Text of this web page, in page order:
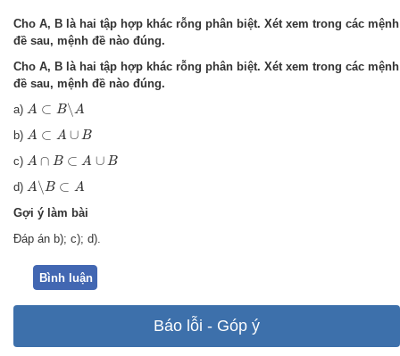
Cho A, B là hai tập hợp khác rỗng phân biệt. Xét xem trong các mệnh
đề sau, mệnh đề nào đúng.
Cho A, B là hai tập hợp khác rỗng phân biệt. Xét xem trong các mệnh
đề sau, mệnh đề nào đúng.
a) A ⊂ B∖A
A ⊂B ∖A
b) A ⊂ A ∪ B
A ⊂A ∪ B
c) A ∩ B ⊂ A ∪ B
A ∩B ⊂ A∪ B
d) A∖B ⊂ A
A∖ B⊂A
Gợi ý làm bài
Đáp án b); c); d).
Bình luận
Báo lỗi - Góp ý